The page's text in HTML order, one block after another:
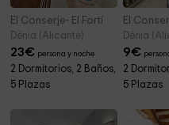
El Conserje- El Fortí
Dénia (Alicante)
23€ persona y noche
2 Dormitorios, 2 Baños,
5 Plazas
El
Dénia
9€
2
5 Plazas